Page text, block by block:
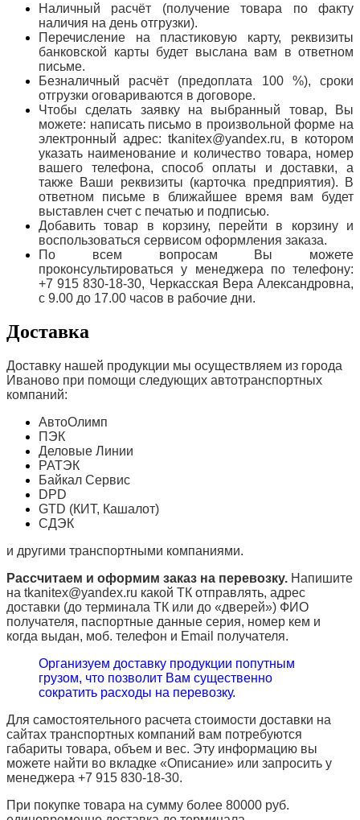
Наличный расчёт (получение товара по факту
наличия на день отгрузки).
Перечисление на пластиковую карту, реквизиты
банковской карты будет выслана вам в ответном
письме.
Безналичный расчёт (предоплата 100 %), сроки
отгрузки оговариваются в договоре.
Чтобы сделать заявку на выбранный товар, Вы
можете: написать письмо в произвольной форме на
электронный адрес: tkanitex@yandex.ru, в котором
указать наименование и количество товара, номер
вашего телефона, способ оплаты и доставки, а
также Ваши реквизиты (карточка предприятия). В
ответном письме в ближайшее время вам будет
выставлен счет с печатью и подписью.
Добавить товар в корзину, перейти в корзину и
воспользоваться сервисом оформления заказа.
По всем вопросам Вы можете
проконсультироваться у менеджера по телефону:
+7 915 830-18-30, Черкасская Вера Александровна,
с 9.00 до 17.00 часов в рабочие дни.
Доставка
Доставку нашей продукции мы осуществляем из города
Иваново при помощи следующих автотранспортных
компаний:
АвтоОлимп
ПЭК
Деловые Линии
РАТЭК
Байкал Сервис
DPD
GTD (КИТ, Кашалот)
СДЭК
и другими транспортными компаниями.
Рассчитаем и оформим заказ на перевозку. Напишите
на tkanitex@yandex.ru какой ТК отправлять, адрес
доставки (до терминала ТК или до «дверей») ФИО
получателя, паспортные данные серия, номер кем и
когда выдан, моб. телефон и Email получателя.
Организуем доставку продукции попутным
грузом, что позволит Вам существенно
сократить расходы на перевозку.
Для самостоятельного расчета стоимости доставки на
сайтах транспортных компаний вам потребуются
габариты товара, объем и вес. Эту информацию вы
можете найти во вкладке «Описание» или запросить у
менеджера +7 915 830-18-30.
При покупке товара на сумму более 80000 руб.